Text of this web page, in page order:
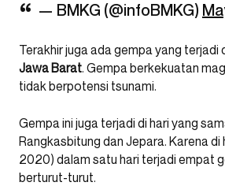
— BMKG (@infoBMKG)
Terakhir juga ada gempa yang terjadi
Jawa Barat. Gempa berkekuatan
tidak berpotensi tsunami.
Gempa ini juga terjadi di hari yang
Rangkasbitung dan Jepara. Karena di
2020) dalam satu hari terjadi empat
berturut-turut.